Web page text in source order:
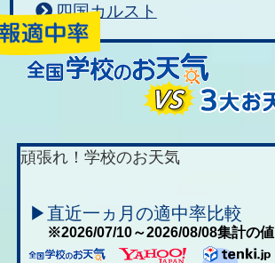
四国カルスト
頑張れ！学校のお天気
▶直近一ヵ月の適中率比較
※2026/07/10～2026/08/08集計の値